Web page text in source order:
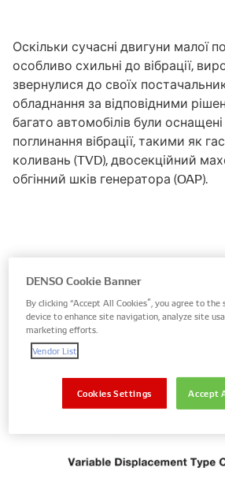
Оскільки сучасні двигуни малої
особливо схильні до вібрації,
звернулися до своїх
обладнання за відповідними
багато автомобілів були
поглинання вібрації, такими як
коливань (TVD), двосекційний
обгінний шків генератора (OAP).
DENSO Cookie Banner
By clicking “Accept All Cookies”, you agree to
device to enhance site navigation, analyze site
marketing efforts.
Vendor List
Accept
Cookies Settings